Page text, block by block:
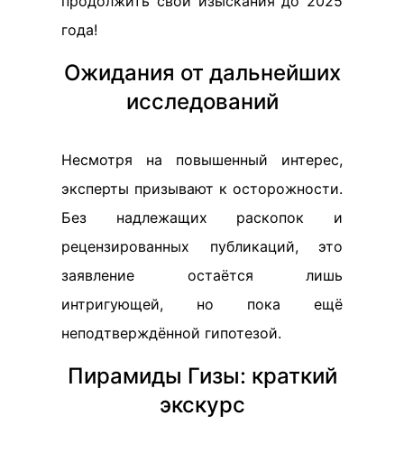
года!
Ожидания от дальнейших
исследований
Несмотря на повышенный интерес,
эксперты призывают к осторожности.
Без надлежащих раскопок и
рецензированных публикаций, это
заявление остаётся лишь
интригующей, но пока ещё
неподтверждённой гипотезой.
Пирамиды Гизы: краткий
экскурс